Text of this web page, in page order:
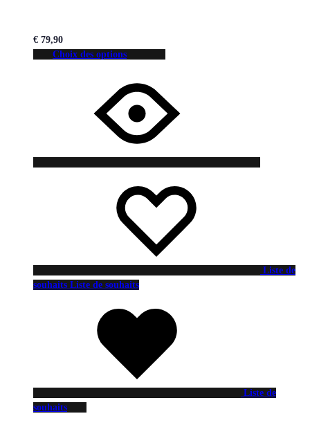
€ 79,90
Choix des options
Liste de
souhaits Liste de souhaits
Liste de
souhaits